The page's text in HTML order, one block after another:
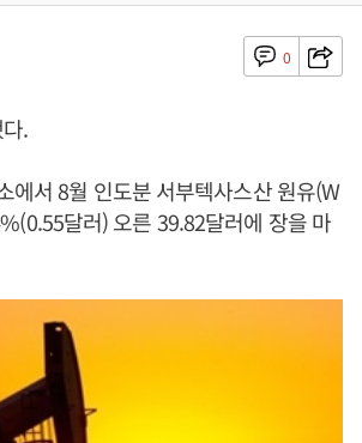
0
.
에서 8월 인도분 서부텍사스산 원유(W
달러) 오른 39.82달러에 장을 마